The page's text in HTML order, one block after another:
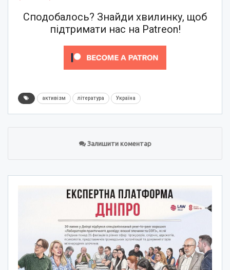
Сподобалось? Знайди хвилинку, щоб
підтримати нас на Patreon!
активізм література Україна
Залишити коментар